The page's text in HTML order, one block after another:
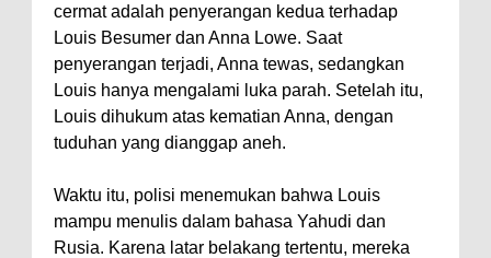
cermat adalah penyerangan kedua terhadap
Louis Besumer dan Anna Lowe. Saat
penyerangan terjadi, Anna tewas, sedangkan
Louis hanya mengalami luka parah. Setelah itu,
Louis dihukum atas kematian Anna, dengan
tuduhan yang dianggap aneh.
Waktu itu, polisi menemukan bahwa Louis
mampu menulis dalam bahasa Yahudi dan
Rusia. Karena latar belakang tertentu, mereka